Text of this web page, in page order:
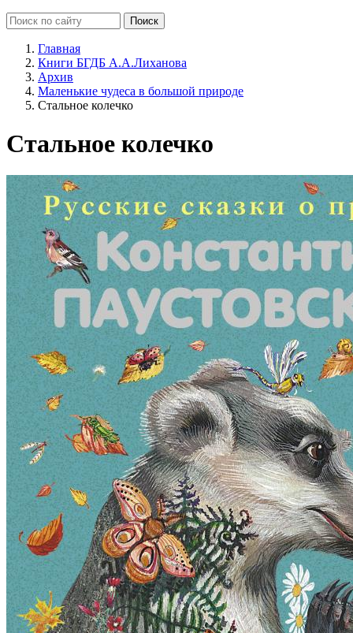
Главная
Книги БГДБ А.А.Лиханова
Архив
Маленькие чудеса в большой природе
Стальное колечко
Стальное колечко